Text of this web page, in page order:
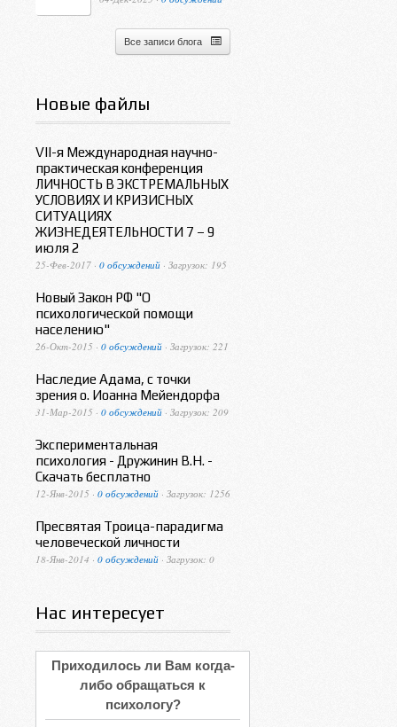
Все записи блога
Новые файлы
VII-я Международная научно-
практическая конференция
ЛИЧНОСТЬ В ЭКСТРЕМАЛЬНЫХ
УСЛОВИЯХ И КРИЗИСНЫХ
СИТУАЦИЯХ
ЖИЗНЕДЕЯТЕЛЬНОСТИ 7 – 9
июля 2
25-Фев-2017 · 0 обсуждений · Загрузок: 195
Новый Закон РФ "О
психологической помощи
населению"
26-Окт-2015 · 0 обсуждений · Загрузок: 221
Наследие Адама, с точки
зрения о. Иоанна Мейендорфа
31-Мар-2015 · 0 обсуждений · Загрузок: 209
Экспериментальная
психология - Дружинин В.Н. -
Скачать бесплатно
12-Янв-2015 · 0 обсуждений · Загрузок: 1256
Пресвятая Троица-парадигма
человеческой личности
18-Янв-2014 · 0 обсуждений · Загрузок: 0
Нас интересует
Приходилось ли Вам когда-
либо обращаться к
психологу?